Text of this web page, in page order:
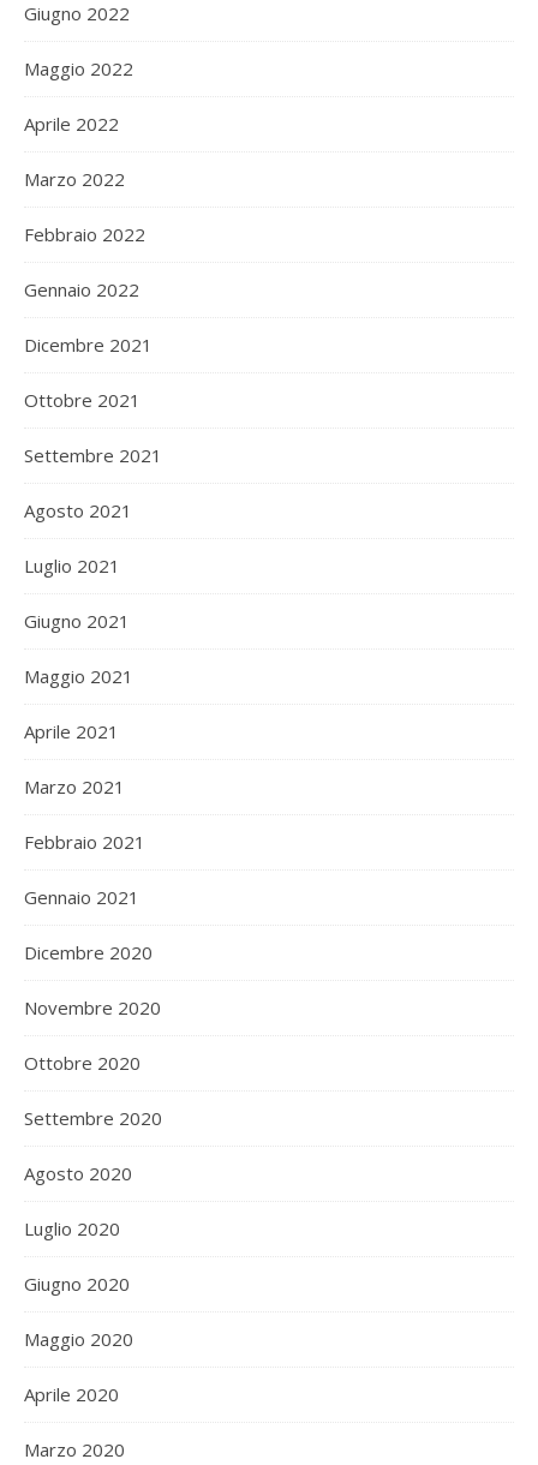
Giugno 2022
Maggio 2022
Aprile 2022
Marzo 2022
Febbraio 2022
Gennaio 2022
Dicembre 2021
Ottobre 2021
Settembre 2021
Agosto 2021
Luglio 2021
Giugno 2021
Maggio 2021
Aprile 2021
Marzo 2021
Febbraio 2021
Gennaio 2021
Dicembre 2020
Novembre 2020
Ottobre 2020
Settembre 2020
Agosto 2020
Luglio 2020
Giugno 2020
Maggio 2020
Aprile 2020
Marzo 2020